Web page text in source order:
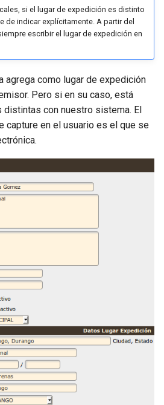
si el lugar de expedición es distinto
de indicar explícitamente. A partir del
escribir el lugar de expedición en
agrega como lugar de expedición
Pero si en su caso, está
con nuestro sistema. El
capture en el usuario es el que se